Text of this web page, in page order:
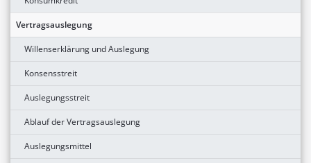
Vertragsauslegung
Willenserklärung und Auslegung
Konsensstreit
Auslegungsstreit
Ablauf der Vertragsauslegung
Auslegungsmittel